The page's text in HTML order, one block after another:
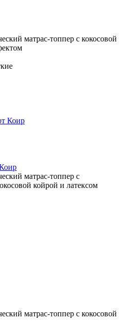
матрас-топпер с кокосовой
матрас-топпер с
койрой и латексом
матрас-топпер с кокосовой